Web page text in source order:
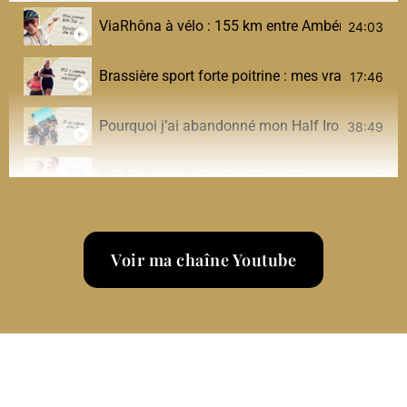
ViaRhôna à vélo : 155 km entre Ambérieu et
24:03
Brassière sport forte poitrine : mes vraies17:46
Pourquoi j’ai abandonné mon Half Ironman (et
38:49
Perdre du poids ne m’a pas appris à aimer
18:43
Voir ma chaîne Youtube